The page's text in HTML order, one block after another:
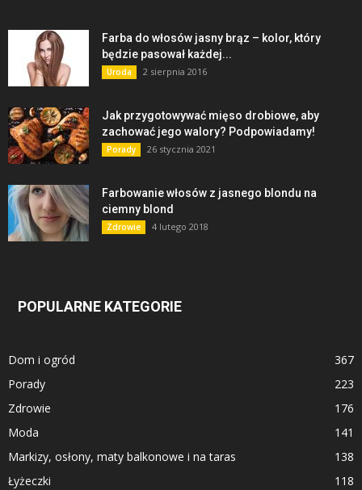
Farba do włosów jasny brąz – kolor, który
będzie pasował każdej...
Uroda 2 sierpnia 2016
Jak przygotowywać mięso drobiowe, aby
zachować jego walory? Podpowiadamy!
Porady 26 stycznia 2021
Farbowanie włosów z jasnego blondu na
ciemny blond
Zdrowie 4 lutego 2018
POPULARNE KATEGORIE
Dom i ogród
367
Porady
223
Zdrowie
176
Moda
141
Markizy, osłony, maty balkonowe i na taras
138
Łyżeczki
118